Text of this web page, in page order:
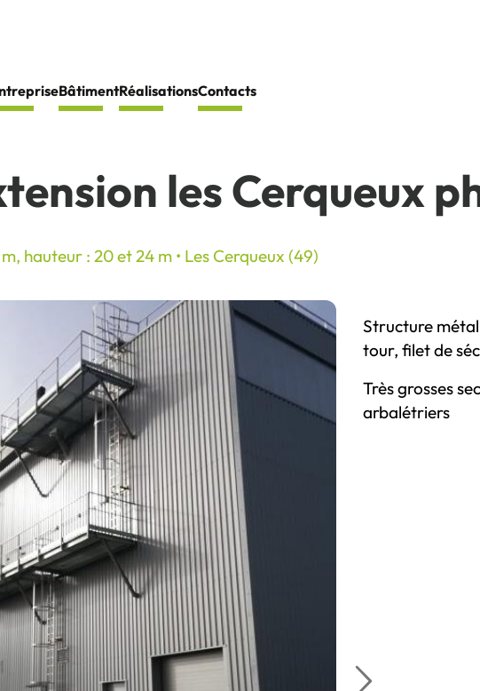
BâtimentRéalisationsContacts
les Cerqueux
hauteur : 20 et 24 m • Les Cerqueux (49)
Structure
tour, filet de
Très grosses
arbalétriers